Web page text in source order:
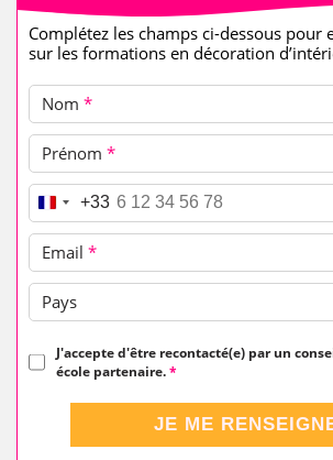
Complétez les champs ci-dessous pour
sur les formations en décoration
Nom *
Prénom *
Téléphone *
+33
Email *
Pays
J'accepte d'être recontacté(e) par un
école partenaire.*
JE ME